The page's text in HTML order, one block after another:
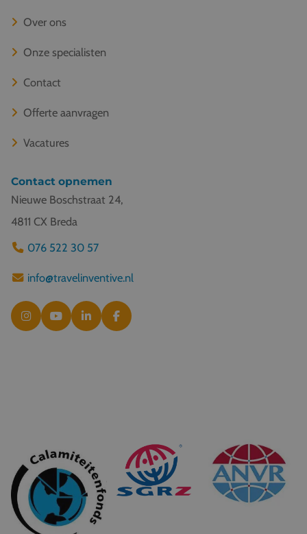
Over ons
Onze specialisten
Contact
Offerte aanvragen
Vacatures
Contact opnemen
Nieuwe Boschstraat 24,
4811 CX Breda
076 522 30 57
info@travelinventive.nl
© 2026 Travel Inventive
Algemene voorwaarden